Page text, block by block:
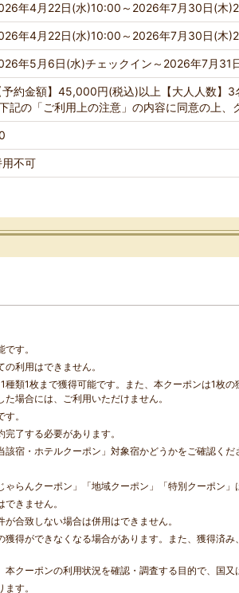
年4月22日(水)10:00～2026年7月30日(木
年4月22日(水)10:00～2026年7月30日(木
年5月6日(水)チェックイン～2026年7月31
予約金額】45,000円(税込)以上【大人人数】3
記の「ご利用上の注意」の内容に同意の上、
用不可
す。
利用はできません。
類1枚まで獲得可能です。また、本クーポンは1枚
場合には、ご利用いただけません。
。
了する必要があります。
宿・ホテルクーポン」対象宿かどうかをご確認くだ
らんクーポン」「地域クーポン」「特別クーポン」
きません。
合致しない場合は併用はできません。
得ができなくなる場合があります。また、獲得済
クーポンの利用状況を確認・調査する目的で、国
す。